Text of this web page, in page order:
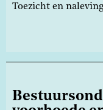
Toezicht en